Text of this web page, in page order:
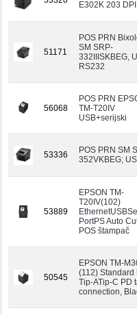
E302K 203 DPI
51171
POS PRN
SM SRP-
332IIISKBEG,
RS232
56068
POS PRN
TM-T20IV
USB+serijski
53336
POS PRN SM
352VKBEG;
53889
EPSON TM-
T20IV(102)
PortPS Auto
POS štampač
50545
EPSON TM-
(112) Standard
Tip-ATip-C PD
connection,